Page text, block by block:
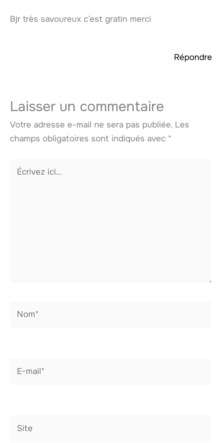
Bjr très savoureux c’est gratin merci
Répondre
Laisser un commentaire
Votre adresse e-mail ne sera pas publiée. Les
champs obligatoires sont indiqués avec *
Écrivez